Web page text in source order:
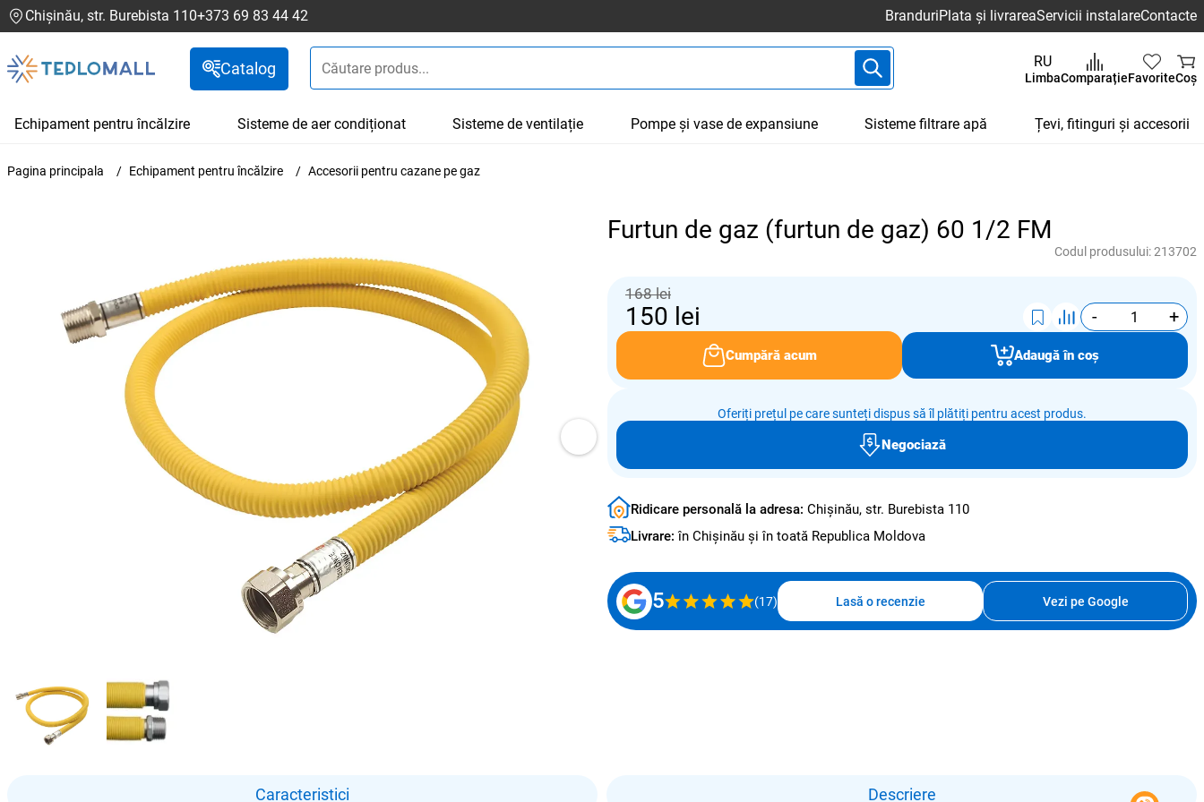
Chișinău, str. Burebista 110+373 69 83 44 42 BranduriPlata și livrareaServicii instalareContacte
Catalog RU
LimbaComparațieFavoriteCoș
Echipament pentru încălzire Sisteme de aer condiționat Sisteme de ventilație Pompe și vase de expansiune Sisteme filtrare apă Țevi, fitinguri și accesorii
Pagina principala Echipament pentru încălzire Accesorii pentru cazane pe gaz
Furtun de gaz (furtun de gaz) 60 1/2 FM
Codul produsului:213702
168 lei
150 lei - +
Cumpără acum Adaugă în coș
Oferiți prețul pe care sunteți dispus să îl plătiți pentru acest produs.
Negociază
Ridicare personală la adresa: Chișinău, str. Burebista 110
Livrare:în Chișinău și în toată Republica Moldova
5 (17) Lasă o recenzie Vezi pe Google
Caracteristici Descriere